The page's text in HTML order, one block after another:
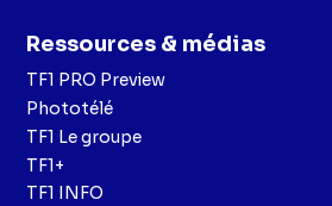
Ressources & médias
TF1 PRO Preview
Phototélé
TF1 Le groupe
TF1+
TF1 INFO